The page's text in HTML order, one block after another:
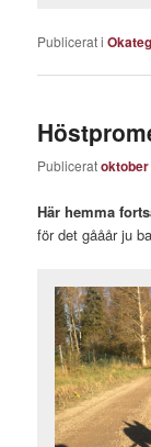
Publicerat i
Publiceratoktober
Här hemma
för det gååår ju